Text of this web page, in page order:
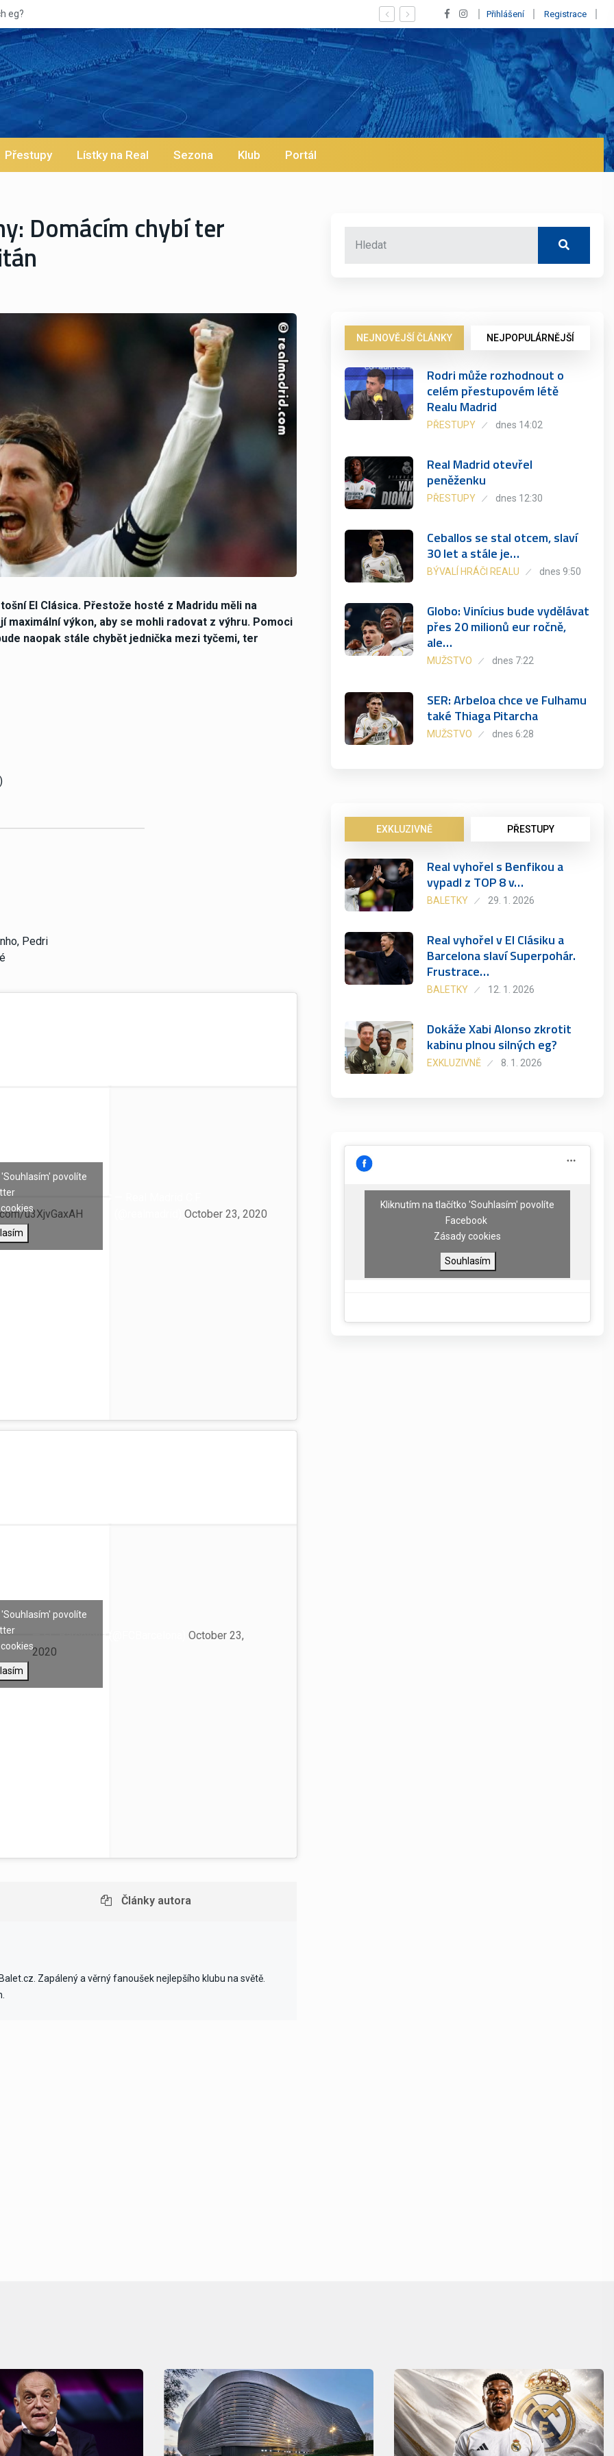
Vypískaný Vinícius! Blíží se jeho odchod z Realu a pustí se klub na trh už v lednu? | BALETKY #33
Přihlášení Registrace
Přestupy Lístky na Real Sezona Klub Portál
Domácím chybí ter
El Clásica. Přestože hosté z Madridu měli na
maximální výkon, aby se mohli radovat z výhru. Pomoci
naopak stále chybět jednička mezi tyčemi, ter
Pedri
u3XjvGaxAH
(@realmadrid)October 23, 2020
povolíte
October 23,
2020
povolíte
Články autora
Zapálený a věrný fanoušek nejlepšího klubu na světě.
NEJNOVĚJŠÍ ČLÁNKY NEJPOPULÁRNĚJŠÍ
Rodri může rozhodnout o
celém přestupovém létě
Realu Madrid
PŘESTUPY dnes 14:02
Real Madrid otevřel
peněženku
PŘESTUPY dnes 12:30
Ceballos se stal otcem, slaví
30 let a stále je…
BÝVALÍ HRÁČI REALU dnes 9:50
Globo: Vinícius bude vydělávat
přes 20 milionů eur ročně,
ale…
MUŽSTVO dnes 7:22
SER: Arbeloa chce ve Fulhamu
také Thiaga Pitarcha
MUŽSTVO dnes 6:28
EXKLUZIVNĚ PŘESTUPY
Real vyhořel s Benfikou a
vypadl z TOP 8 v…
BALETKY 29. 1. 2026
Real vyhořel v El Clásiku a
Barcelona slaví Superpohár.
Frustrace…
BALETKY 12. 1. 2026
Dokáže Xabi Alonso zkrotit
kabinu plnou silných eg?
EXKLUZIVNĚ 8. 1. 2026
Kliknutím na tlačítko 'Souhlasím' povolíte
Facebook
Zásady cookies
Souhlasím